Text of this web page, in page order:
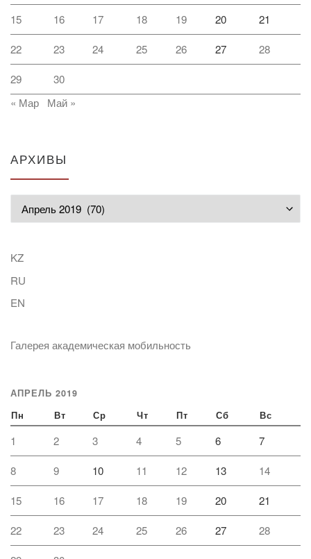
15 16 17 18 19 20 21
22 23 24 25 26 27 28
29
30
« Мар
Май »
АРХИВЫ
KZ
RU
EN
Галерея академическая мобильность
АПРЕЛЬ 2019
Пн Вт Ср Чт Пт Сб Вс
1 2 3 4 5 6 7
8 9 10 11 12 13 14
15 16 17 18 19 20 21
22 23 24 25 26 27 28